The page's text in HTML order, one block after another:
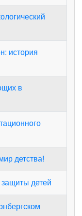
история
в
детства!
детей